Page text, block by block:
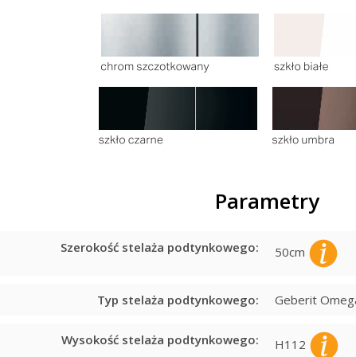
Parametry
Szerokość stelaża podtynkowego: 50cm
Typ stelaża podtynkowego: Geberit
Wysokość stelaża podtynkowego: H112